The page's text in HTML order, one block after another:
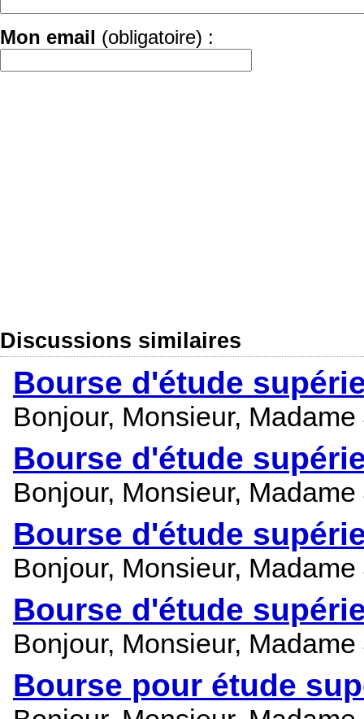
Mon email (obligatoire) :
Discussions similaires
Bourse d'étude
Bonjour, Monsieur,
Bourse d'étude
Bonjour, Monsieur,
Bourse d'étude
Bonjour, Monsieur,
Bourse d'étude
Bonjour, Monsieur,
Bourse pour étude